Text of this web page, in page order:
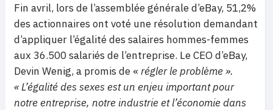
Fin avril, lors de l’assemblée générale d’eBay, 51,2%
des actionnaires ont voté une résolution demandant
d’appliquer l’égalité des salaires hommes-femmes
aux 36.500 salariés de l’entreprise. Le CEO d’eBay,
Devin Wenig, a promis de « régler le problème ».
« L’égalité des sexes est un enjeu important pour
notre entreprise, notre industrie et l’économie dans